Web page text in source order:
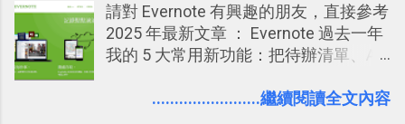
如何分析使用你的個人資料而達到這種
社群效果？則是很多人感到疑慮的部
份，也是惡意程式有可能利用的部份 。
從Facebook隱私設定全新簡化介面設計
請對 Evernote 有興趣的朋友，直接參考
2025 年最新文章 ： Evernote 過去一年
我的 5 大常用新功能：把待辦清單、AI
介紹文章： 把不同筆記中的待辦清單統
........................繼續閱讀全文內容